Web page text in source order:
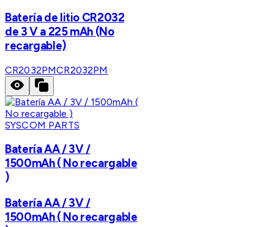
Batería de litio CR2032
de 3 V a 225 mAh (No
recargable)
CR2032PMCR2032PM
SYSCOM PARTS
Batería AA / 3V /
1500mAh ( No recargable
)
Batería AA / 3V /
1500mAh ( No recargable